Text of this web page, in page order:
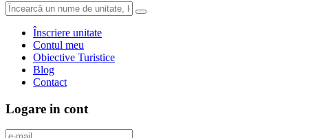
Înscriere unitate
Contul meu
Obiective Turistice
Blog
Contact
Logare in cont